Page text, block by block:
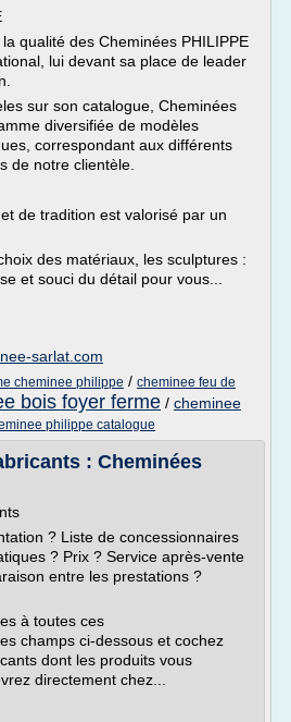
qualité des Cheminées PHILIPPE
lui devant sa place de leader
sur son catalogue, Cheminées
diversifiée de modèles
correspondant aux différents
de notre clientèle.
de tradition est valorisé par un
des matériaux, les sculptures :
et souci du détail pour vous...
sarlat.com
cheminee philippe / cheminee feu de
bois foyer ferme / cheminee
philippe catalogue
: Cheminées
? Liste de concessionnaires
? Prix ? Service après-vente
entre les prestations ?
à toutes ces
champs ci-dessous et cochez
dont les produits vous
directement chez...